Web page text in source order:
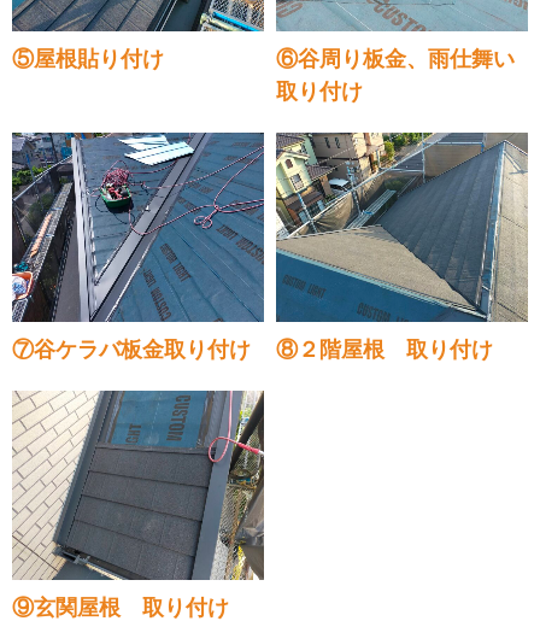
⑤屋根貼り付け
⑥谷周り板金、雨仕舞い
取り付け
⑦谷ケラバ板金取り付け ⑧２階屋根 取り付け
⑨玄関屋根 取り付け